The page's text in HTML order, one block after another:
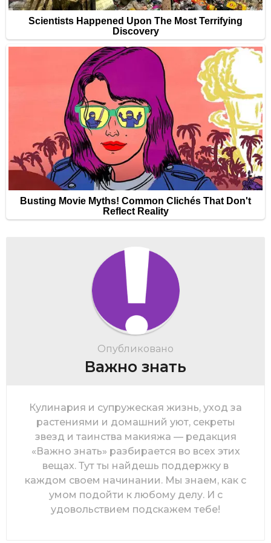
Опубликовано
Важно знать
Кулинария и супружеская жизнь, уход за
растениями и домашний уют, секреты
звезд и таинства макияжа — редакция
«Важно знать» разбирается во всех этих
вещах. Тут ты найдешь поддержку в
каждом своем начинании. Мы знаем, как с
умом подойти к любому делу. И с
удовольствием подскажем тебе!